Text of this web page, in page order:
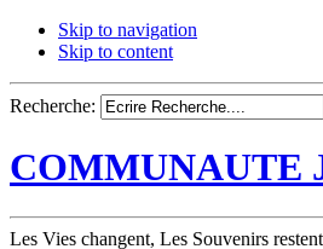
Skip to navigation
Skip to content
Recherche:
COMMUNAUTE
Les Vies changent, Les Souvenirs